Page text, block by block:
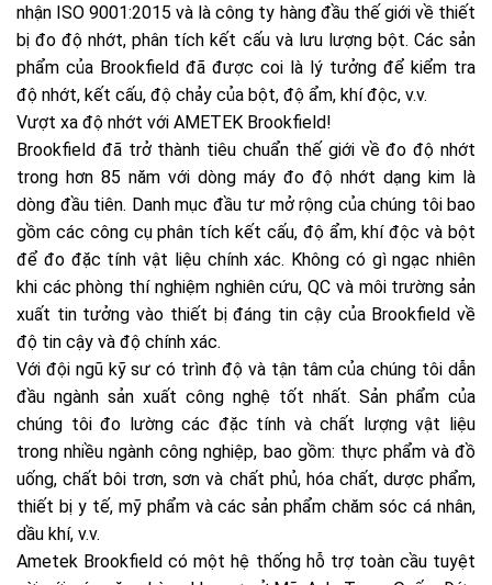
nhận ISO 9001:2015 và là công ty hàng đầu thế giới về thiết
bị đo độ nhớt, phân tích kết cấu và lưu lượng bột. Các sản
phẩm của Brookfield đã được coi là lý tưởng để kiểm tra
độ nhớt, kết cấu, độ chảy của bột, độ ẩm, khí độc, v.v.
Vượt xa độ nhớt với AMETEK Brookfield!
Brookfield đã trở thành tiêu chuẩn thế giới về đo độ nhớt
trong hơn 85 năm với dòng máy đo độ nhớt dạng kim là
dòng đầu tiên. Danh mục đầu tư mở rộng của chúng tôi bao
gồm các công cụ phân tích kết cấu, độ ẩm, khí độc và bột
để đo đặc tính vật liệu chính xác. Không có gì ngạc nhiên
khi các phòng thí nghiệm nghiên cứu, QC và môi trường sản
xuất tin tưởng vào thiết bị đáng tin cậy của Brookfield về
độ tin cậy và độ chính xác.
Với đội ngũ kỹ sư có trình độ và tận tâm của chúng tôi dẫn
đầu ngành sản xuất công nghệ tốt nhất. Sản phẩm của
chúng tôi đo lường các đặc tính và chất lượng vật liệu
trong nhiều ngành công nghiệp, bao gồm: thực phẩm và đồ
uống, chất bôi trơn, sơn và chất phủ, hóa chất, dược phẩm,
thiết bị y tế, mỹ phẩm và các sản phẩm chăm sóc cá nhân,
dầu khí, v.v.
Ametek Brookfield có một hệ thống hỗ trợ toàn cầu tuyệt